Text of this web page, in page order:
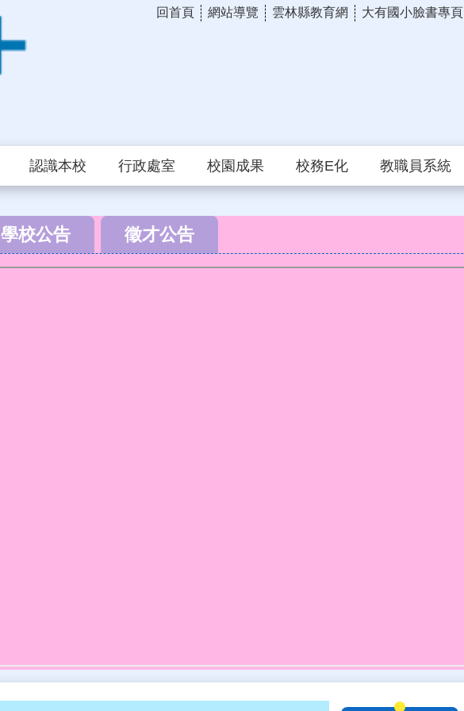
回首頁 網站導覽 雲林縣教育網 大有國小臉書專頁
認識本校 行政處室 校園成果 校務E化 教職員系統
學校公告 徵才公告